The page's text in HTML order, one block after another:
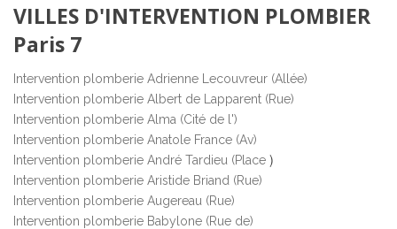
VILLES D'INTERVENTION PLOMBIER
Paris 7
Intervention plomberie Adrienne Lecouvreur (Allée)
Intervention plomberie Albert de Lapparent (Rue)
Intervention plomberie Alma (Cité de l')
Intervention plomberie Anatole France (Av)
Intervention plomberie André Tardieu (Place )
Intervention plomberie Aristide Briand (Rue)
Intervention plomberie Augereau (Rue)
Intervention plomberie Babylone (Rue de)